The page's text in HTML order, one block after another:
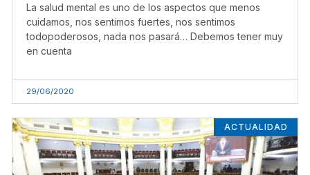
La salud mental es uno de los aspectos que menos
cuidamos, nos sentimos fuertes, nos sentimos
todopoderosos, nada nos pasará… Debemos tener muy
en cuenta
29/06/2020
ACTUALIDAD